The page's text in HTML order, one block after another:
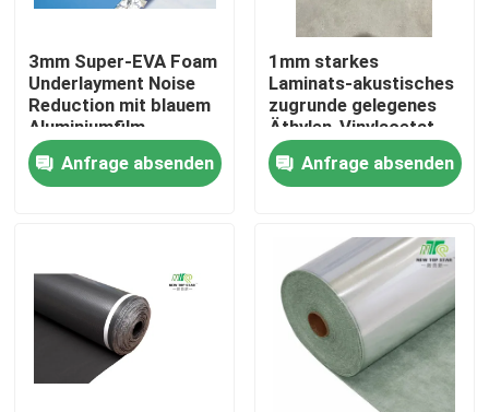
Startseite
3mm Super-EVA Foam
Underlayment Noise
Reduction mit blauem
Aluminiumfilm
Anfrage absenden
1mm starkes
Laminats-akustisches
zugrunde gelegenes
Äthylen-Vinylacetat
EVA Foam Padding
Anfrage absenden